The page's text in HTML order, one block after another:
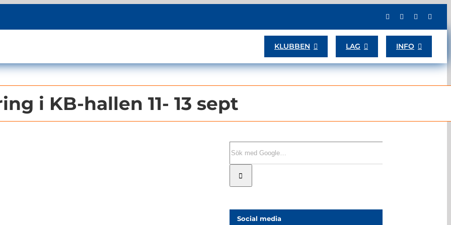
KLUBBEN LAG INFO
i KB-hallen 11- 13 sept
Social media